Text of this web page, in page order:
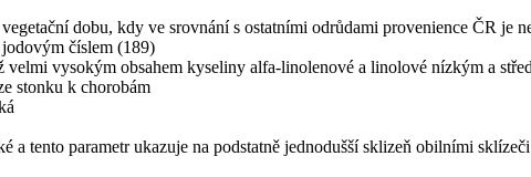
dobu, kdy ve srovnání s ostatními odrůdami provenience ČR je
číslem (189)
velmi vysokým obsahem kyseliny alfa-linolenové a linolové nízkým a
stonku k chorobám
a tento parametr ukazuje na podstatně jednodušší sklizeň obilními sklízeči